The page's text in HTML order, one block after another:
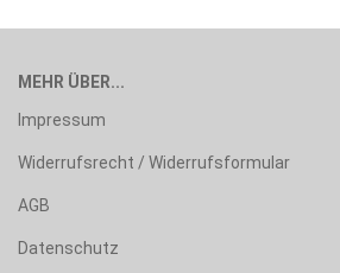
MEHR ÜBER...
Impressum
Widerrufsrecht / Widerrufsformular
AGB
Datenschutz